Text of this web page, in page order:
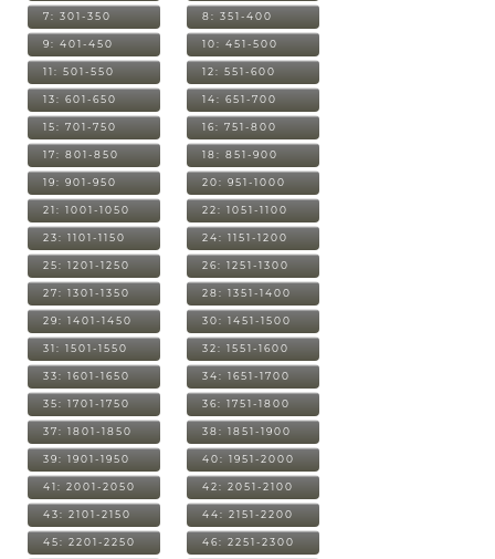
7: 301-350 8: 351-400
9: 401-450 10: 451-500
11: 501-550 12: 551-600
13: 601-650 14: 651-700
15: 701-750 16: 751-800
17: 801-850 18: 851-900
19: 901-950 20: 951-1000
21: 1001-1050 22: 1051-1100
23: 1101-1150 24: 1151-1200
25: 1201-1250 26: 1251-1300
27: 1301-1350 28: 1351-1400
29: 1401-1450 30: 1451-1500
31: 1501-1550 32: 1551-1600
33: 1601-1650 34: 1651-1700
35: 1701-1750 36: 1751-1800
37: 1801-1850 38: 1851-1900
39: 1901-1950 40: 1951-2000
41: 2001-2050 42: 2051-2100
43: 2101-2150 44: 2151-2200
45: 2201-2250 46: 2251-2300